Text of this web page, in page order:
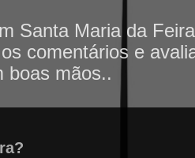
Santa Maria da
comentários e
boas mãos..